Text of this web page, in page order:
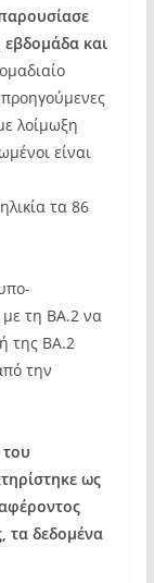
και
λοίμωξη
είναι
τα 86
με τη ΒΑ.2 να
της ΒΑ.2
την
ως
τα δεδομένα